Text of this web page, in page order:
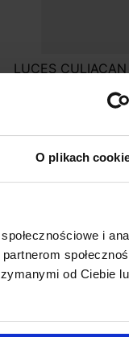
O plikach
i
od Ciebie
LUCES
zewnętrzny